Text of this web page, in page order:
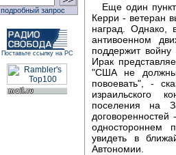
подробный запрос
Поставьте ссылку на РС
Еще один
Керри - ветеран
наград. Однако,
антивоенном
поддержит войну
Ирак
"США не должны
повоевать", -
израильского
поселения на
одностороннем
увидеть в
Автономии.